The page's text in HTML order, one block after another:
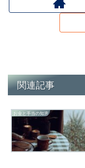
関連記事
お金と手当の知恵